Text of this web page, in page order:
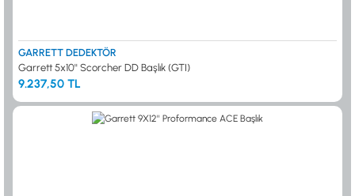
GARRETT DEDEKTÖR
Garrett 5x10'' Scorcher DD Başlık (GTI)
9.237,50 TL